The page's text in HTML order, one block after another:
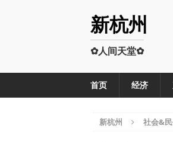
新杭州
✿人间天堂✿
首页 经济
新杭州 社会&